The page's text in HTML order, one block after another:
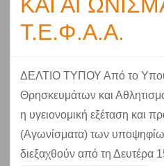
Τ.Ε.Φ.Α.Α.
ΔΕΛΤΙΟ ΤΥΠΟΥ Από το
Θρησκευμάτων και
η υγειονομική εξέταση και
(Αγωνίσματα) των
διεξαχθούν από τη Δευτέρα